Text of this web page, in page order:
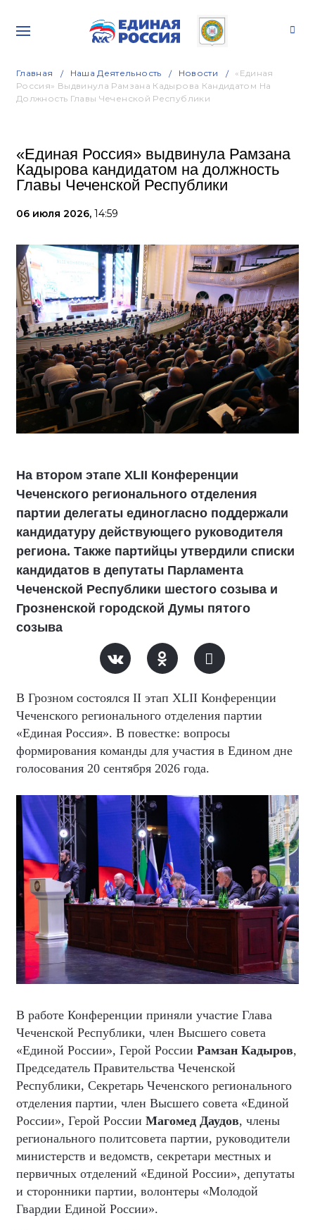
Главная Наша Деятельность Новости
«Единая
Россия» Выдвинула Рамзана Кадырова Кандидатом На
Должность Главы Чеченской Республики
«Единая Россия» выдвинула Рамзана
Кадырова кандидатом на должность
Главы Чеченской Республики
06 июля 2026, 14:59
На втором этапе XLII Конференции
Чеченского регионального отделения
партии делегаты единогласно поддержали
кандидатуру действующего руководителя
региона. Также партийцы утвердили списки
кандидатов в депутаты Парламента
Чеченской Республики шестого созыва и
Грозненской городской Думы пятого
созыва
В Грозном состоялся II этап XLII Конференции
Чеченского регионального отделения партии
«Единая Россия». В повестке: вопросы
формирования команды для участия в Едином дне
голосования 20 сентября 2026 года.
В работе Конференции приняли участие Глава
Чеченской Республики, член Высшего совета
«Единой России», Герой России Рамзан Кадыров,
Председатель Правительства Чеченской
Республики, Секретарь Чеченского регионального
отделения партии, член Высшего совета «Единой
России», Герой России Магомед Даудов, члены
регионального политсовета партии, руководители
министерств и ведомств, секретари местных и
первичных отделений «Единой России», депутаты
и сторонники партии, волонтеры «Молодой
Гвардии Единой России».